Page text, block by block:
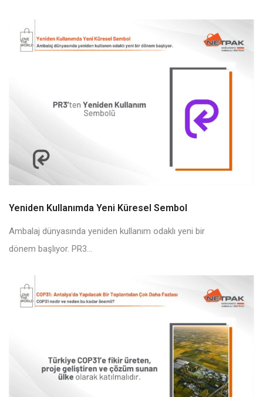
Yeniden Kullanımda Yeni Küresel Sembol
Ambalaj dünyasında yeniden kullanım odaklı yeni bir
dönem başlıyor. PR3...